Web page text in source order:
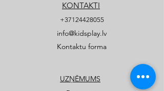
KONTAKTI
+37124428055
info@kidsplay.lv
Kontaktu forma
UZŅĒMUMS